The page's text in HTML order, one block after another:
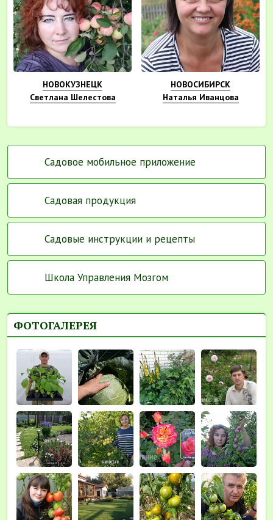
НОВОКУЗНЕЦК
Светлана Шелестова
НОВОСИБИРСК
Наталья Иванцова
Садовое мобильное приложение
Садовая продукция
Садовые инструкции и рецепты
Школа Управления Мозгом
ФОТОГАЛЕРЕЯ